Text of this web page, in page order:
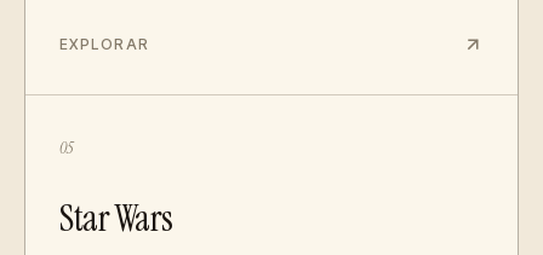
EXPLORAR
05
Star Wars